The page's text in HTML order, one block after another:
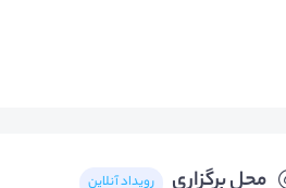
محل برگزاری رویداد آنلاین